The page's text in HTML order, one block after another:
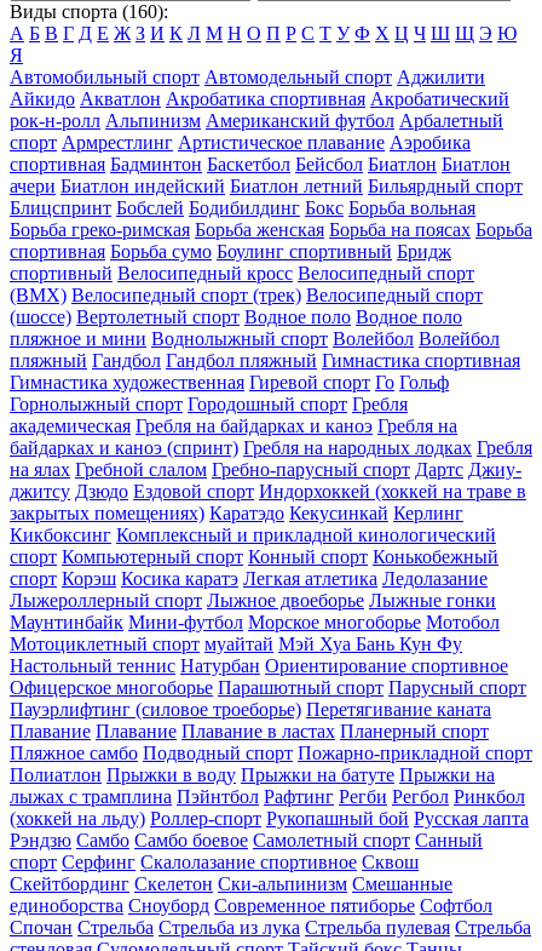
Виды спорта (160):
А Б В Г Д Е Ж З И К Л М Н О П Р С Т У Ф Х Ц Ч Ш Щ Э Ю
Я
Автомобильный спорт Автомодельный спорт Аджилити
Айкидо Акватлон Акробатика спортивная Акробатический
рок-н-ролл Альпинизм Американский футбол Арбалетный
спорт Армрестлинг Артистическое плавание Аэробика
спортивная Бадминтон Баскетбол Бейсбол Биатлон Биатлон
ачери Биатлон индейский Биатлон летний Бильярдный спорт
Блицспринт Бобслей Бодибилдинг Бокс Борьба вольная
Борьба греко-римская Борьба женская Борьба на поясах Борьба
спортивная Борьба сумо Боулинг спортивный Бридж
спортивный Велосипедный кросс Велосипедный спорт
(BMX) Велосипедный спорт (трек) Велосипедный спорт
(шоссе) Вертолетный спорт Водное поло Водное поло
пляжное и мини Воднолыжный спорт Волейбол Волейбол
пляжный Гандбол Гандбол пляжный Гимнастика спортивная
Гимнастика художественная Гиревой спорт Го Гольф
Горнолыжный спорт Городошный спорт Гребля
академическая Гребля на байдарках и каноэ Гребля на
байдарках и каноэ (спринт) Гребля на народных лодках Гребля
на ялах Гребной слалом Гребно-парусный спорт Дартс Джиу-
джитсу Дзюдо Ездовой спорт Индорхоккей (хоккей на траве в
закрытых помещениях) Каратэдо Кекусинкай Керлинг
Кикбоксинг Комплексный и прикладной кинологический
спорт Компьютерный спорт Конный спорт Конькобежный
спорт Корэш Косика каратэ Легкая атлетика Ледолазание
Лыжероллерный спорт Лыжное двоеборье Лыжные гонки
Маунтинбайк Мини-футбол Морское многоборье Мотобол
Мотоциклетный спорт муайтай Мэй Хуа Бань Кун Фу
Настольный теннис Натурбан Ориентирование cпортивное
Офицерское многоборье Парашютный спорт Парусный спорт
Пауэрлифтинг (силовое троеборье) Перетягивание каната
Плавание Плавание Плавание в ластах Планерный спорт
Пляжное самбо Подводный спорт Пожарно-прикладной спорт
Полиатлон Прыжки в воду Прыжки на батуте Прыжки на
лыжах с трамплина Пэйнтбол Рафтинг Регби Регбол Ринкбол
(хоккей на льду) Роллер-спорт Рукопашный бой Русская лапта
Рэндзю Самбо Самбо боевое Самолетный спорт Санный
спорт Серфинг Скалолазание спортивное Сквош
Скейтбординг Скелетон Ски-альпинизм Смешанные
единоборства Сноуборд Современное пятиборье Софтбол
Спочан Стрельба Стрельба из лука Стрельба пулевая Стрельба